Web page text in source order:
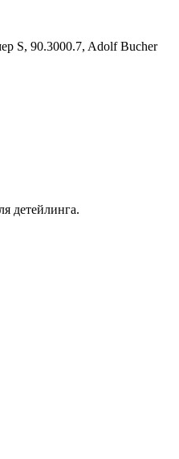
S, 90.3000.7, Adolf Bucher
детейлинга.